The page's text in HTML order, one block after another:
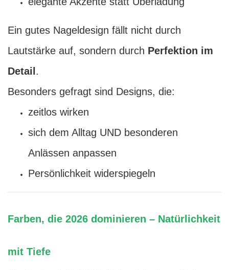
Ein gutes Nageldesign fällt nicht durch
Lautstärke auf, sondern durch Perfektion im
Detail .
Besonders gefragt sind Designs, die:
zeitlos wirken
sich dem Alltag UND besonderen
Anlässen anpassen
Persönlichkeit widerspiegeln
Farben, die 2026 dominieren – Natürlichkeit
mit Tiefe